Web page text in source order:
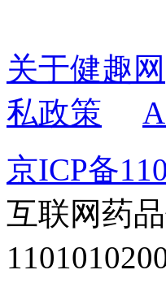
关于健趣网
私政策
京ICP备
互联网药